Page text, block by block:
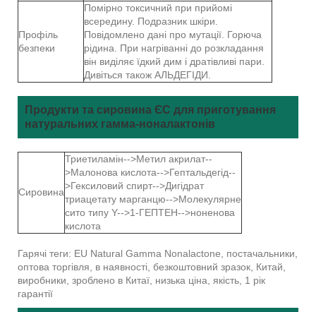
Профіль
безпеки
Помірно токсичний при прийомі
всередину. Подразник шкіри.
Повідомлено дані про мутації. Горюча
рідина. При нагріванні до розкладання
він виділяє їдкий дим і дратівливі пари.
Дивіться також АЛЬДЕГІДИ.
Продукти та сировина ЄС для приготування
натуральних гамма-ноналактонів
Сировина
Триетиламін-->Метил акрилат--
>Малонова кислота-->Гептальдегід--
>Гексиловий спирт-->Дигідрат
триацетату марганцю-->Молекулярне
сито типу Y-->1-ГЕПТЕН-->ноненова
кислота
Гарячі теги: EU Natural Gamma Nonalactone, постачальники,
оптова торгівля, в наявності, безкоштовний зразок, Китай,
виробники, зроблено в Китаї, низька ціна, якість, 1 рік
гарантії